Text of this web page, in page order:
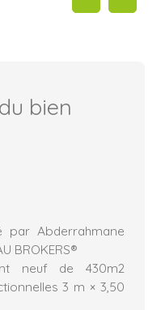
du bien
Abderrahmane
BROKERS®
neuf de 430m2
3 m × 3,50